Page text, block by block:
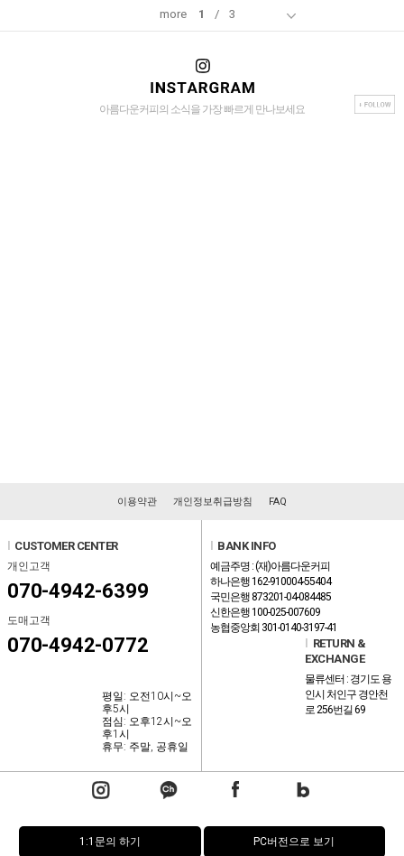
more 1 / 3
아름다운커피의 소식을 가장 빠르게 만나보세요
이용약관 개인정보취급방침 FAQ
CUSTOMER CENTER
개인고객
070-4942-6399
도매고객
070-4942-0772
평일: 오전10시~오
후5시
점심: 오후12시~오
후1시
휴무: 주말, 공휴일
BANK INFO
예금주명 : (재)아름다운커피
하나은행 162-910004-55404
국민은행 873201-04-084485
신한은행 100-025-007609
농협중앙회 301-0140-3197-41
RETURN &
EXCHANGE
물류센터 : 경기도 용
인시 처인구 경안천
로 256번길 69
1:1문의 하기 PC버전으로 보기